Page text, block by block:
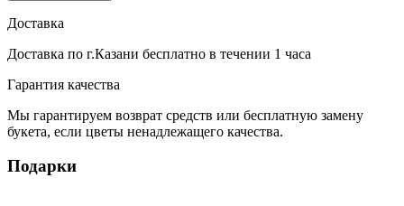
Доставка
Доставка по г.Казани бесплатно в течении 1 часа
Гарантия качества
Мы гарантируем возврат средств или бесплатную замену
букета, если цветы ненадлежащего качества.
Подарки